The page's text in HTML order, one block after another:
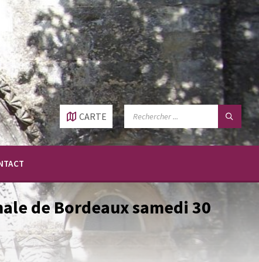
CARTE
RECHERCHE:
de Bordeaux samedi 30